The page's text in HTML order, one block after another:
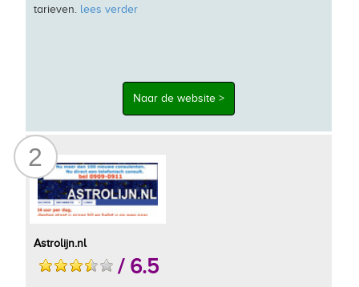
tarieven. lees verder
Naar de website >
2
Astrolijn.nl
/ 6.5